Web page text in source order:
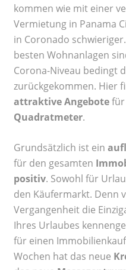
kommen wie mit einer
Vermietung in Panama
in Coronado
besten Wohnanlagen
Corona-Niveau bedingt
zurückgekommen. Hier
attraktive Angebotefür
Quadratmeter.
Grundsätzlich ist ein
für den gesamten
positiv. Sowohl für
den Käufermarkt. Denn
Vergangenheit die
Ihres Urlaubes
für einen
Wochen hat das neue